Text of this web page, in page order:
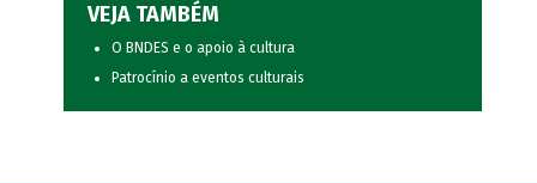
VEJA TAMBÉM
O BNDES e o apoio à cultura
Patrocínio a eventos culturais